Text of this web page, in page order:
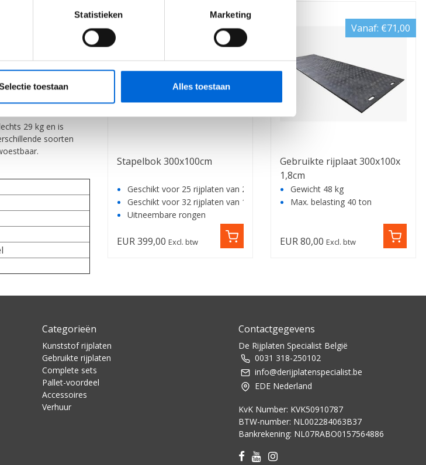
Statistieken Marketing
toestaan Alles toestaan
29 kg en is
soorten
btw
Stapelbok 300x100cm
Geschikt voor 25 rijplaten van 2 cm
Geschikt voor 32 rijplaten van 1.5 cm
Uitneembare rongen
EUR 399,00 Excl. btw
Vanaf: €71,00
Gebruikte rijplaat 300x100x
1,8cm
Gewicht 48 kg
Max. belasting 40 ton
EUR 80,00 Excl. btw
Categorieën
Kunststof rijplaten
Gebruikte rijplaten
Complete sets
Pallet-voordeel
Accessoires
Verhuur
Contactgegevens
De Rijplaten Specialist België
0031 318-250102
info@derijplatenspecialist.be
EDE Nederland
KvK Number: KVK50910787
BTW-number: NL002284063B37
Bankrekening: NL07RABO0157564886